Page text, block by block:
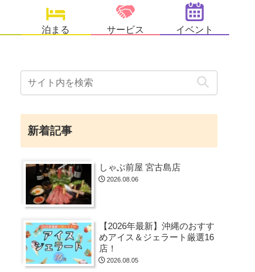
泊まる サービス イベント
新着記事
しゃぶ前屋 宮古島店
2026.08.06
【2026年最新】沖縄のおすす
めアイス＆ジェラート厳選16
店！
2026.08.05